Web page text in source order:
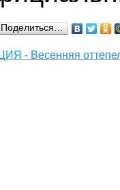
Поделиться…
- Весенняя